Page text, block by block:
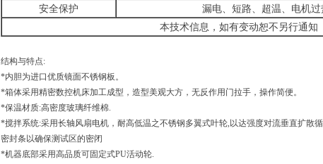
安全保护
漏电、短路、超温、电机
本技术信息，如有变动恕不另行通知
结构与特点:
*内胆为进口优质镜面不锈钢板。
*箱体采用精密数控机床加工成型，造型美观大方，无反作用门拉手，操作简便。
*保温材质:高密度玻璃纤维棉.
*搅拌系统:采用长轴风扇电机，耐高低温之不锈钢多翼式叶轮,以达强度对流垂直扩散
密封条以确保测试区的密闭
*机器底部采用高品质可固定式PU活动轮.